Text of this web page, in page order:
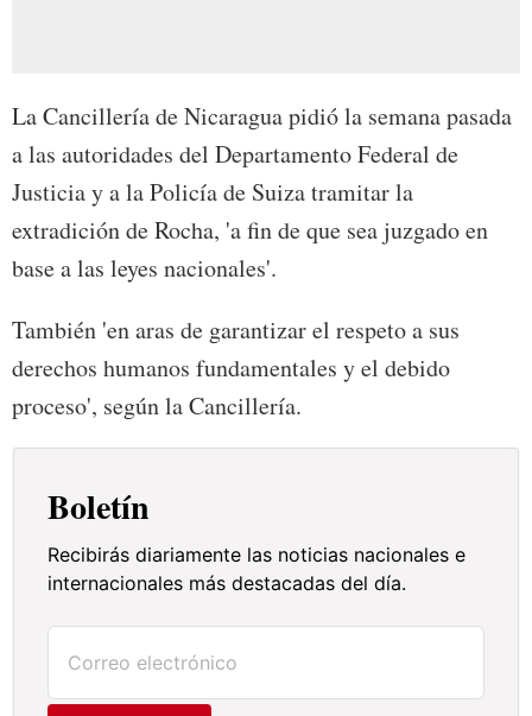
La Cancillería de Nicaragua pidió la semana pasada
a las autoridades del Departamento Federal de
Justicia y a la Policía de Suiza tramitar la
extradición de Rocha, 'a fin de que sea juzgado en
base a las leyes nacionales'.
También 'en aras de garantizar el respeto a sus
derechos humanos fundamentales y el debido
proceso', según la Cancillería.
Boletín
Recibirás diariamente las noticias nacionales e
internacionales más destacadas del día.